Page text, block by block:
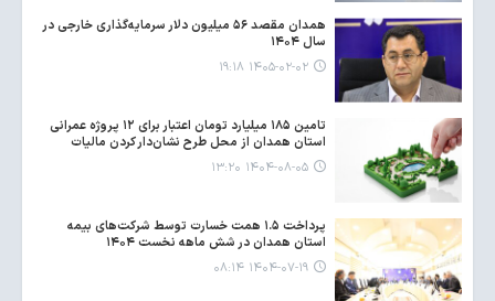
همدان مقصد ۵۶ میلیون دلار سرمایه‌گذاری خارجی در
سال ۱۴۰۴
۱۴۰۵-۰۲-۰۲ ۱۹:۱۸
تامین ۱۸۵ میلیارد تومان اعتبار برای ۱۲ پروژه عمرانی
استان همدان از محل طرح نشان‌دار کردن مالیات
۱۴۰۴-۰۸-۰۵ ۱۳:۲۰
پرداخت ۱.۵ همت خسارت توسط شرکت‌های بیمه
استان همدان در شش ماهه نخست ۱۴۰۴
۱۴۰۴-۰۷-۱۹ ۰۸:۱۴